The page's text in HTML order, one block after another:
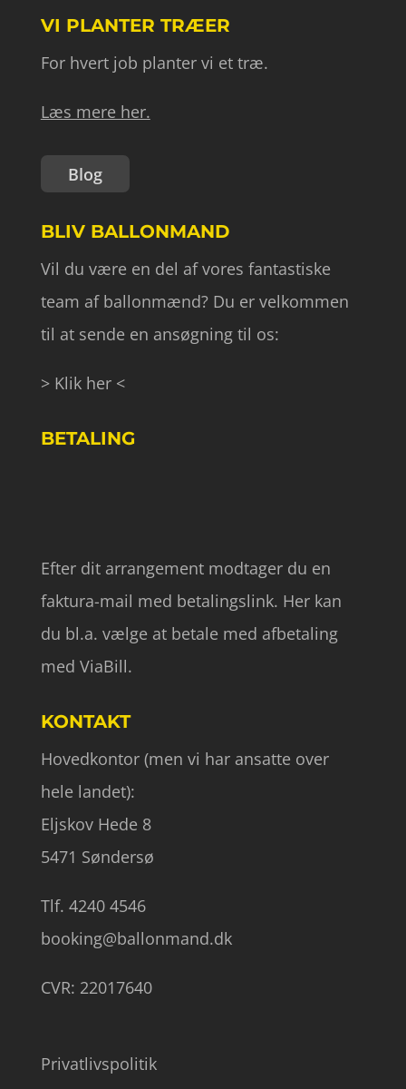
VI PLANTER TRÆER
For hvert job planter vi et træ.
Læs mere her.
Blog
BLIV BALLONMAND
Vil du være en del af vores fantastiske
team af ballonmænd? Du er velkommen
til at sende en ansøgning til os:
> Klik her <
BETALING
Efter dit arrangement modtager du en
faktura-mail med betalingslink. Her kan
du bl.a. vælge at betale med afbetaling
med ViaBill.
KONTAKT
Hovedkontor (men vi har ansatte over
hele landet):
Eljskov Hede 8
5471 Søndersø
Tlf. 4240 4546
booking@ballonmand.dk
CVR: 22017640
Privatlivspolitik